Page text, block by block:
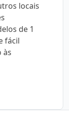
locais
de 1
fácil
às